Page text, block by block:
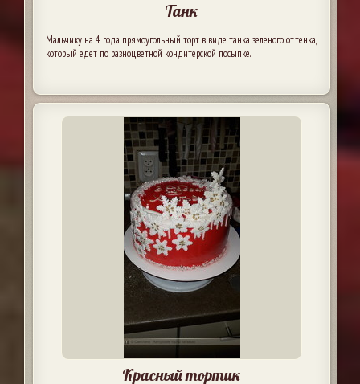
Танк
Мальчику на 4 года прямоугольный торт в виде танка зеленого оттенка,
который едет по разноцветной кондитерской посыпке.
Красный тортик